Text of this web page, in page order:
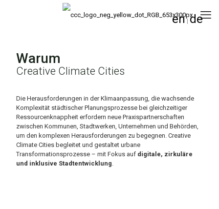
en| de
Warum
Creative Climate Cities
Die Herausforderungen in der Klimaanpassung, die wachsende
Komplexität städtischer Planungsprozesse bei gleichzeitiger
Ressourcenknappheit erfordern neue Praxispartnerschaften
zwischen Kommunen, Stadtwerken, Unternehmen und Behörden,
um den komplexen Herausforderungen zu begegnen. Creative
Climate Cities begleitet und gestaltet urbane
Transformationsprozesse – mit Fokus auf digitale, zirkuläre
und inklusive Stadtentwicklung.